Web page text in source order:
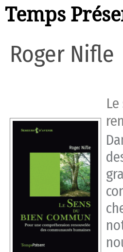
Temps
Roger Nifle